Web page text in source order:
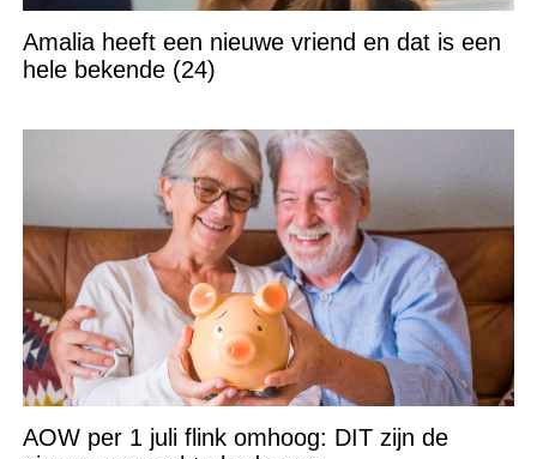
Amalia heeft een nieuwe vriend en dat is een
hele bekende (24)
AOW per 1 juli flink omhoog: DIT zijn de